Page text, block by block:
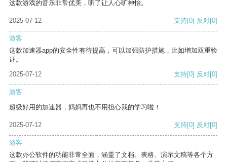
这款游戏的音乐非常优美，听了让人心旷神怡。
2025-07-12 支持[0] 反对[0]
游客
这款加速器app的安全性有待提高，可以加强防护措施，比如增加双重验
证。
2025-07-12
支持[0] 反对[0]
游客
超级好用的加速器，妈妈再也不用担心我的学习啦！
2025-07-12 支持[0] 反对[0]
游客
这款办公软件的功能非常全面，涵盖了文档、表格、演示文稿等各个方